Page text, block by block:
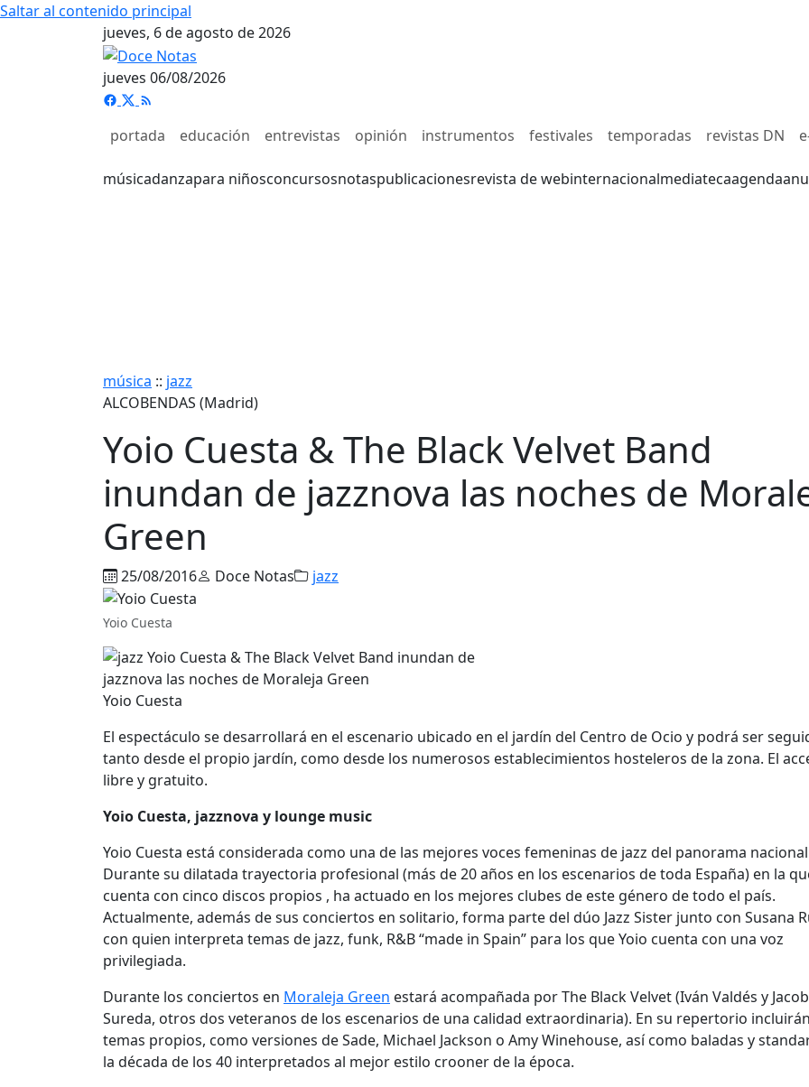
Saltar al contenido principal
jueves, 6 de agosto de 2026
jueves 06/08/2026
portada educación entrevistas opinión instrumentos festivales temporadas revistas DN
músicadanzapara niñosconcursosnotaspublicacionesrevista de webinternacionalmediatecaagenda
música :: jazz
ALCOBENDAS (Madrid)
Yoio Cuesta & The Black Velvet Band
inundan de jazznova las noches de
Green
25/08/2016 Doce Notas jazz
Yoio Cuesta
Yoio Cuesta
El espectáculo se desarrollará en el escenario ubicado en el jardín del Centro de Ocio y podrá ser
tanto desde el propio jardín, como desde los numerosos establecimientos hosteleros de la zona. El
libre y gratuito.
Yoio Cuesta, jazznova y lounge music
Yoio Cuesta está considerada como una de las mejores voces femeninas de jazz del panorama
Durante su dilatada trayectoria profesional (más de 20 años en los escenarios de toda España) en la
cuenta con cinco discos propios , ha actuado en los mejores clubes de este género de todo el país.
Actualmente, además de sus conciertos en solitario, forma parte del dúo Jazz Sister junto con Susana
con quien interpreta temas de jazz, funk, R&B “made in Spain” para los que Yoio cuenta con una voz
privilegiada.
Durante los conciertos en Moraleja Green estará acompañada por The Black Velvet (Iván Valdés y Jacob
Sureda, otros dos veteranos de los escenarios de una calidad extraordinaria). En su repertorio
temas propios, como versiones de Sade, Michael Jackson o Amy Winehouse, así como baladas y
la década de los 40 interpretados al mejor estilo crooner de la época.